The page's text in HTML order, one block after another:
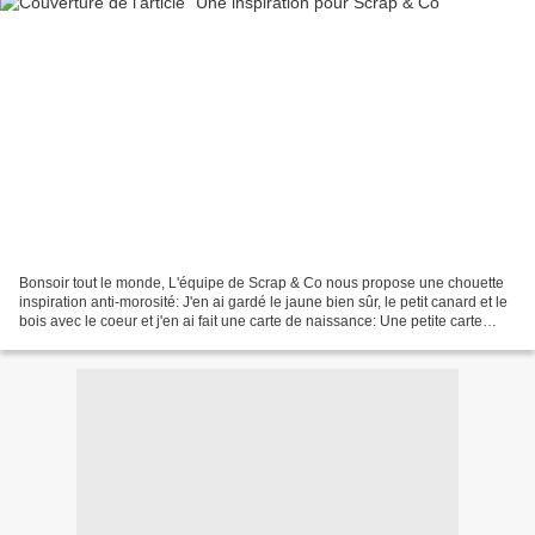
Bonsoir tout le monde, L'équipe de Scrap & Co nous propose une chouette
inspiration anti-morosité: J'en ai gardé le jaune bien sûr, le petit canard et le
bois avec le coeur et j'en ai fait une carte de naissance: Une petite carte